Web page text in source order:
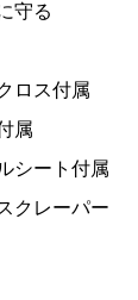
守る
ロス付属
属
シート付属
クレーパー